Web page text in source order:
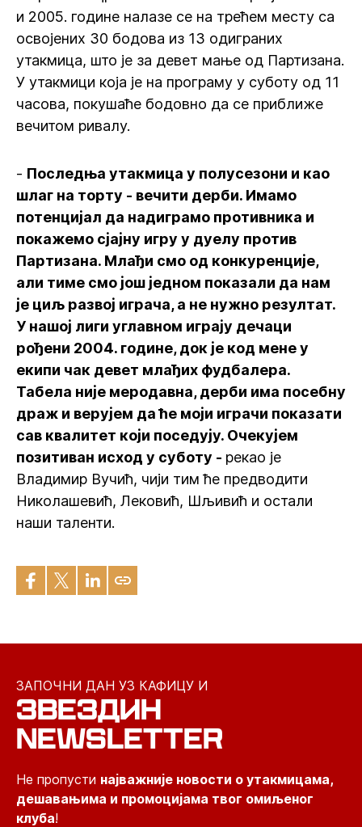
и 2005. године налазе се на трећем месту са
освојених 30 бодова из 13 одиграних
утакмица, што је за девет мање од Партизана.
У утакмици која је на програму у суботу од 11
часова, покушаће бодовно да се приближе
вечитом ривалу.
- Последња утакмица у полусезони и као
шлаг на торту - вечити дерби. Имамо
потенцијал да надиграмо противника и
покажемо сјајну игру у дуелу против
Партизана. Млађи смо од конкуренције,
али тиме смо још једном показали да нам
је циљ развој играча, а не нужно резултат.
У нашој лиги углавном играју дечаци
рођени 2004. године, док је код мене у
екипи чак девет млађих фудбалера.
Табела није меродавна, дерби има посебну
драж и верујем да ће моји играчи показати
сав квалитет који поседују. Очекујем
позитиван исход у суботу - рекао је
Владимир Вучић, чији тим ће предводити
Николашевић, Лековић, Шљивић и остали
наши таленти.
ЗАПОЧНИ ДАН УЗ КАФИЦУ И
ЗВЕЗДИН
NEWSLETTER
Не пропусти најважније новости о утакмицама,
дешавањима и промоцијама твог омиљеног
клуба!